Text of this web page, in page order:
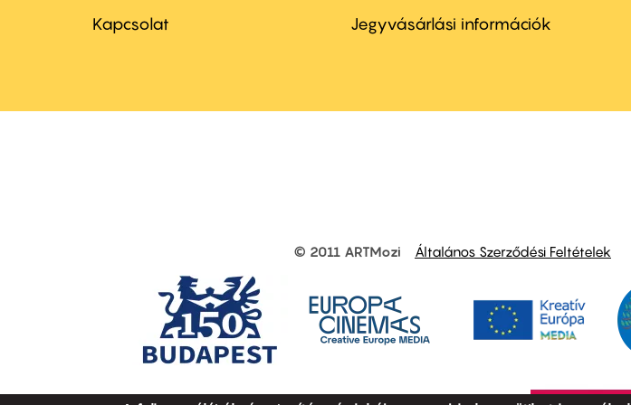
menu
Kapcsolat
menu
Jegyvásárlási információk
other
© 2011 ARTMozi Általános Szerződési Feltételek